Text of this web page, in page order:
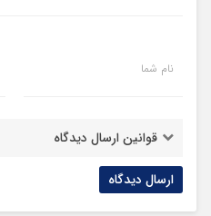
نام شما
قوانین ارسال دیدگاه